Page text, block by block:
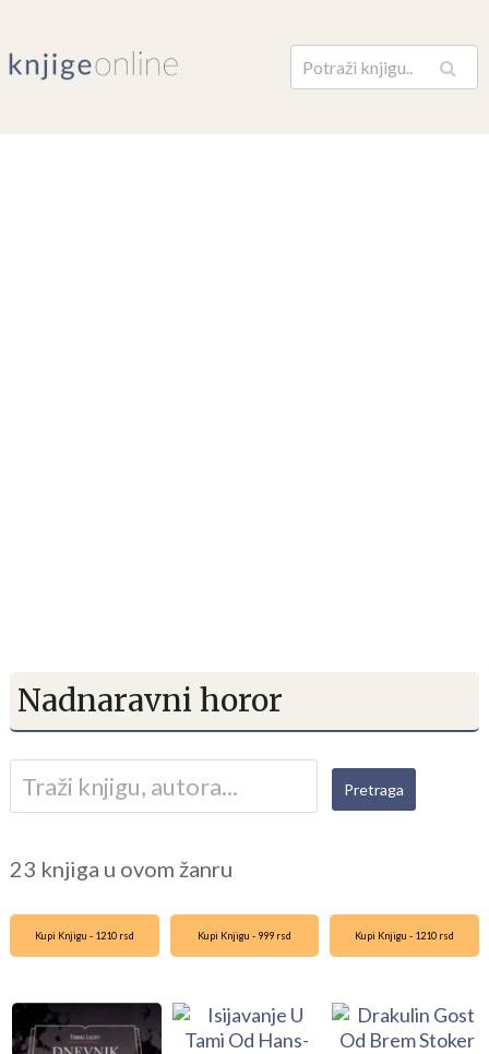
Pretraga
Nadnaravni horor
23 knjiga u ovom žanru
Kupi Knjigu - 1210 rsd Kupi Knjigu - 999 rsd Kupi Knjigu - 1210 rsd